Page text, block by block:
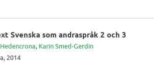
Svenska som andraspråk 2 och 3
, Karin Smed-Gerdin
2014